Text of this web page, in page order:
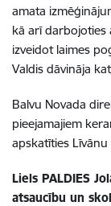
amata
kā arī darbojoties
izveidot laimes
Valdis dāvināja
Balvu Novada
pieejamajiem
apskatīties
Liels PALDIES
atsaucību un